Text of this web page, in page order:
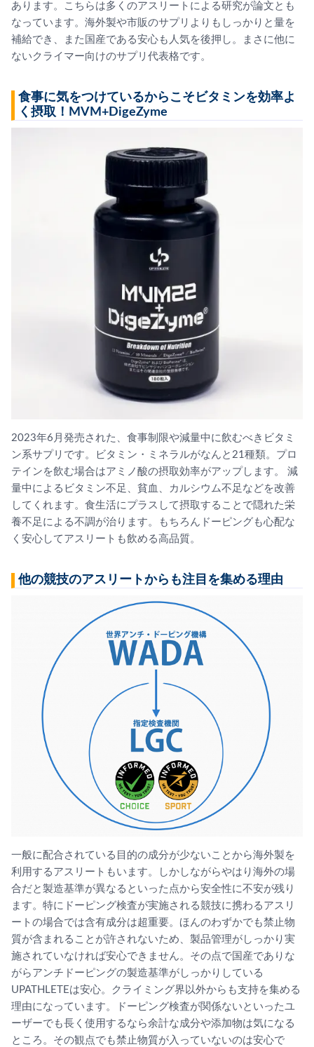
あります。こちらは多くのアスリートによる研究が論文とも
なっています。海外製や市販のサプリよりもしっかりと量を
補給でき、また国産である安心も人気を後押し。まさに他に
ないクライマー向けのサプリ代表格です。
食事に気をつけているからこそビタミンを効率よ
く摂取！MVM+DigeZyme
2023年6月発売された、食事制限や減量中に飲むべきビタミ
ン系サプリです。ビタミン・ミネラルがなんと21種類。プロ
テインを飲む場合はアミノ酸の摂取効率がアップします。 減
量中によるビタミン不足、貧血、カルシウム不足などを改善
してくれます。食生活にプラスして摂取することで隠れた栄
養不足による不調が治ります。もちろんドーピングも心配な
く安心してアスリートも飲める高品質。
他の競技のアスリートからも注目を集める理由
一般に配合されている目的の成分が少ないことから海外製を
利用するアスリートもいます。しかしながらやはり海外の場
合だと製造基準が異なるといった点から安全性に不安が残り
ます。特にドーピング検査が実施される競技に携わるアスリ
ートの場合では含有成分は超重要。ほんのわずかでも禁止物
質が含まれることが許されないため、製品管理がしっかり実
施されていなければ安心できません。その点で国産でありな
がらアンチドーピングの製造基準がしっかりしている
UPATHLETEは安心。クライミング界以外からも支持を集める
理由になっています。ドーピング検査が関係ないといったユ
ーザーでも長く使用するなら余計な成分や添加物は気になる
ところ。その観点でも禁止物質が入っていないのは安心で